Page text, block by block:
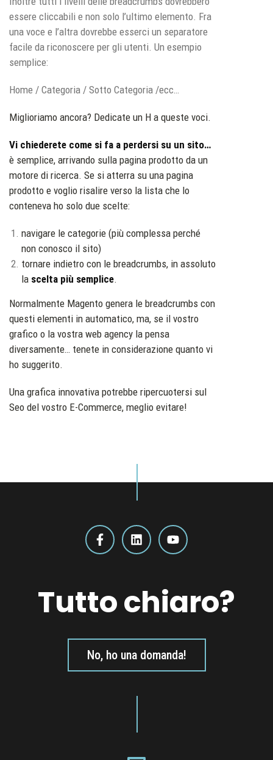
essere cliccabili e non solo l’ultimo elemento. Fra
una voce e l’altra dovrebbe esserci un separatore
facile da riconoscere per gli utenti. Un esempio
semplice:
Home / Categoria / Sotto Categoria /ecc…
Miglioriamo ancora? Dedicate un H a queste voci.
Vi chiederete come si fa a perdersi su un sito…
è semplice, arrivando sulla pagina prodotto da un
motore di ricerca. Se si atterra su una pagina
prodotto e voglio risalire verso la lista che lo
conteneva ho solo due scelte:
navigare le categorie (più complessa perché
non conosco il sito)
tornare indietro con le breadcrumbs, in assoluto
la scelta più semplice.
Normalmente Magento genera le breadcrumbs con
questi elementi in automatico, ma, se il vostro
grafico o la vostra web agency la pensa
diversamente… tenete in considerazione quanto vi
ho suggerito.
Una grafica innovativa potrebbe ripercuotersi sul
Seo del vostro E-Commerce, meglio evitare!
Tutto chiaro?
No, ho una domanda!